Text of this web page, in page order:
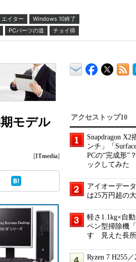
エイター
Windows 10終了
PCパーツの道 チョイ得
モデル
[ITmedia]
アクセストップ10
Snapdragon X2
ンチ」「
PCの“完成形”
ックしてみた
アイオーデー
は25万円超の
軽さ1.1kg×自
ペン型掃除機
す 見えた長
Ryzen 7 H255